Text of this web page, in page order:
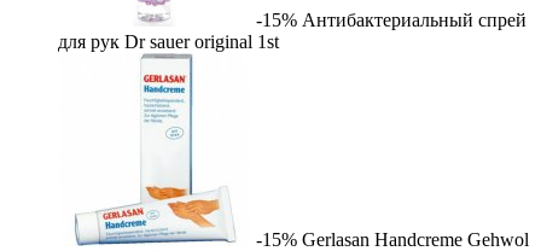
-15% Антибактериальный спрей
для рук Dr sauer original 1st
-15% Gerlasan Handcreme Gehwol